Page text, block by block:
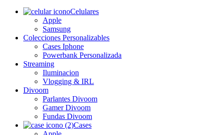
Celulares
Apple
Samsung
Colecciones Personalizables
Cases Iphone
Powerbank Personalizada
Streaming
Iluminacion
Vlogging & IRL
Divoom
Parlantes Divoom
Gamer Divoom
Fundas Divoom
Cases